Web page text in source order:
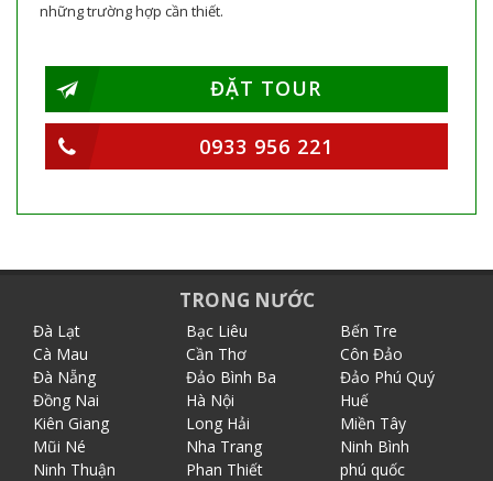
những trường hợp cần thiết.
ĐẶT TOUR
0933 956 221
TRONG NƯỚC
Đà Lạt Bạc Liêu
Bến Tre
Cà Mau
Cần Thơ
Côn Đảo
Đà Nẵng
Đảo Bình Ba
Đảo Phú Quý
Đồng Nai
Hà Nội
Huế
Kiên Giang
Long Hải
Miền Tây
Mũi Né
Nha Trang
Ninh Bình
Ninh Thuận
Phan Thiết
phú quốc